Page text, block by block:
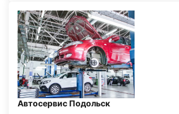
Автосервис Подольск